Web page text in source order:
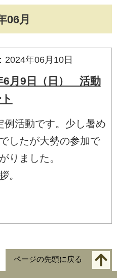
06月
2024年06月10日
6月9日（日） 活動
例活動です。少し暑め
したが大勢の参加で
りました。
。
ページの先頭に戻る